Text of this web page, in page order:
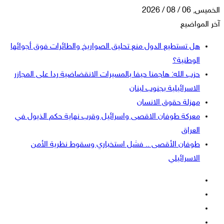
الخميس, 06 / 08 / 2026
آخر المواضيع
هل تستطيع الدول منع تحليق الصواريخ والطائرات فوق أجوائها
الوطنية؟
حزب الله: هاجمنا حيفا بالمسيرات الانقضاضية ردا على المجازر
الاسرائيلية بجنوب لبنان
مهزلة حقوق الانسان
معركة طوفان الاقصى واسرائيل وقرب نهاية حكم الذيول في
العراق
طوفان الأقصى .. فشل استخباري وسقوط نظرية الأمن
الاسرائيلي